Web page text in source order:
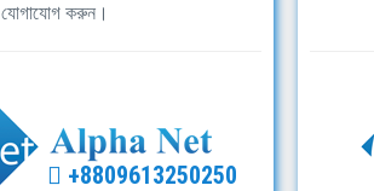
যোগাযোগ করুন।
+8809613250250